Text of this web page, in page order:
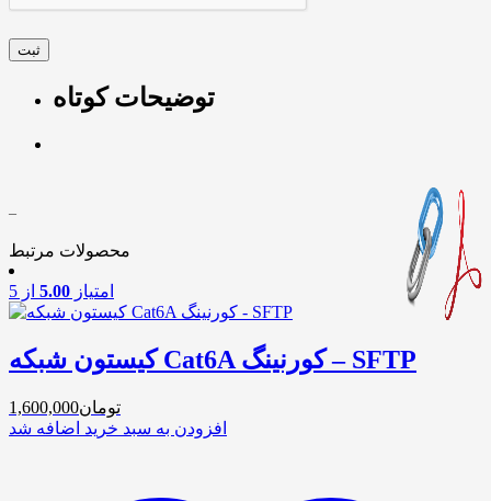
توضیحات کوتاه
–
محصولات مرتبط
امتیاز 5.00 از 5
کیستون شبکه Cat6A کورنینگ – SFTP
تومان1,600,000
افزودن به سبد خرید اضافه شد